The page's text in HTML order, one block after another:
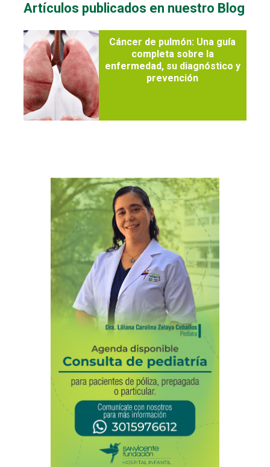
Artículos publicados en nuestro Blog
Cáncer de pulmón: Una guía
completa sobre la
enfermedad, su diagnóstico y
prevención